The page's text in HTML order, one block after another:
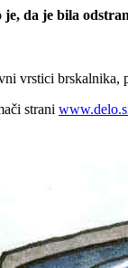
da je bila
vrstici brskalnika,
strani